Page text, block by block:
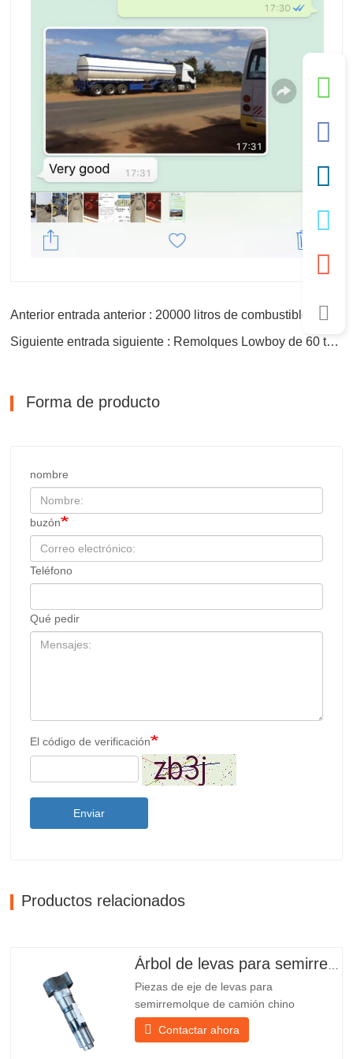
Siguiente entrada siguiente : Remolques Lowboy de 60 toneladas
Forma de producto
nombre
buzón
Teléfono
Qué pedir
El código de verificación
Enviar
Productos relacionados
Piezas de eje de levas para
semirremolque de camión chino
PO218971, muy vendidas Presupuesto
Producto Repuestos para remolques
Contactar ahora